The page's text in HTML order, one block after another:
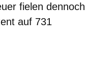
fielen dennoch
auf 731